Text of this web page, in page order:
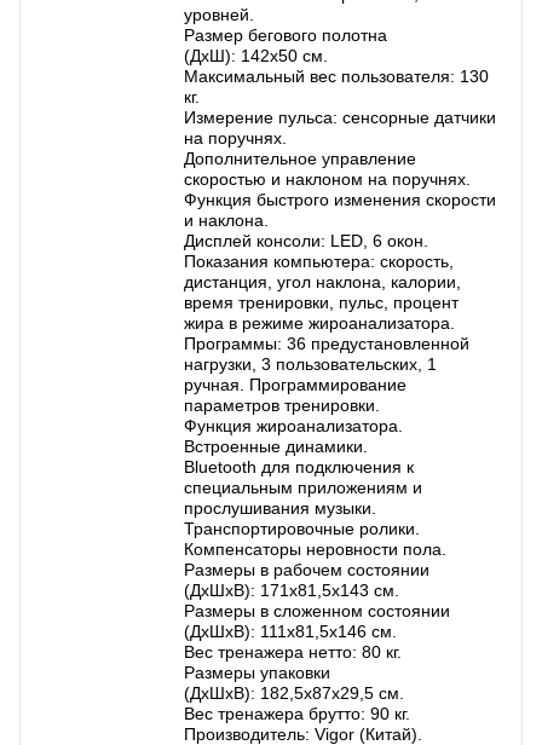
уровней.
Размер бегового полотна
(ДхШ): 142х50 см.
Максимальный вес пользователя: 130
кг.
Измерение пульса: сенсорные датчики
на поручнях.
Дополнительное управление
скоростью и наклоном на поручнях.
Функция быстрого изменения скорости
и наклона.
Дисплей консоли: LED, 6 окон.
Показания компьютера: скорость,
дистанция, угол наклона, калории,
время тренировки, пульс, процент
жира в режиме жироанализатора.
Программы: 36 предустановленной
нагрузки, 3 пользовательских, 1
ручная. Программирование
параметров тренировки.
Функция жироанализатора.
Встроенные динамики.
Bluetooth для подключения к
специальным приложениям и
прослушивания музыки.
Транспортировочные ролики.
Компенсаторы неровности пола.
Размеры в рабочем состоянии
(ДхШхВ): 171х81,5х143 см.
Размеры в сложенном состоянии
(ДхШхВ): 111х81,5х146 см.
Вес тренажера нетто: 80 кг.
Размеры упаковки
(ДхШхВ): 182,5х87х29,5 см.
Вес тренажера брутто: 90 кг.
Производитель: Vigor (Китай).